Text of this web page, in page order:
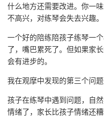
什么地方还需要改进。你一
不高兴，对练琴会失去兴趣。
一个好的陪练陪孩子练琴一
了，嘴巴累死了。但如果家
会有进步的。
我在观摩中发现的第三个问
孩子在练琴中遇到问题，自
情绪了，家长比孩子情绪还